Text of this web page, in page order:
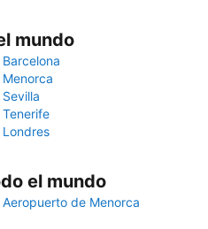
mundo
Barcelona
Menorca
Sevilla
Tenerife
Londres
el mundo
Aeropuerto de Menorca